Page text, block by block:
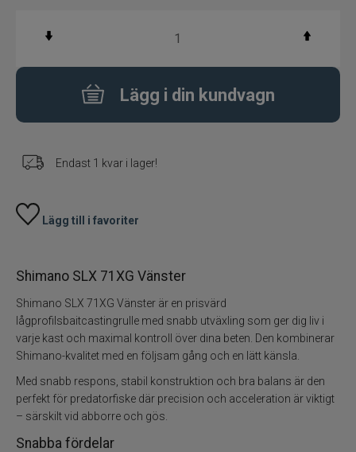
Kläder
Trolling
Lägg i din kundvagn
Endast 1 kvar i lager!
Lägg till i favoriter
Shimano SLX 71XG Vänster
Shimano SLX 71XG Vänster är en prisvärd
lågprofilsbaitcastingrulle med snabb utväxling som ger dig liv i
varje kast och maximal kontroll över dina beten. Den kombinerar
Shimano-kvalitet med en följsam gång och en lätt känsla.
Med snabb respons, stabil konstruktion och bra balans är den
perfekt för predatorfiske där precision och acceleration är viktigt
– särskilt vid abborre och gös.
Snabba fördelar